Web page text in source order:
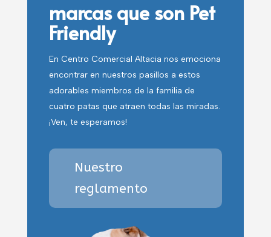
marcas que son Pet
Friendly
En Centro Comercial Altacia nos emociona
encontrar en nuestros pasillos a estos
adorables miembros de la familia de
cuatro patas que atraen todas las miradas.
¡Ven, te esperamos!
Nuestro
reglamento